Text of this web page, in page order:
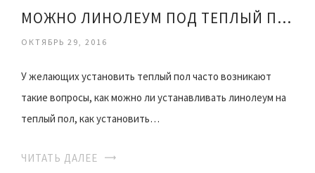
МОЖНО ЛИНОЛЕУМ ПОД ТЕПЛЫЙ ПОЛ
ОКТЯБРЬ 29, 2016
У желающих установить теплый пол часто возникают
такие вопросы, как можно ли устанавливать линолеум на
теплый пол, как установить…
ЧИТАТЬ ДАЛЕЕ